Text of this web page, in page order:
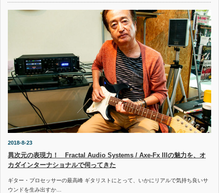
2018-8-23
異次元の表現力！ Fractal Audio Systems / Axe-Fx IIIの魅力を、オ
カダインターナショナルで伺ってきた
ギター・プロセッサーの最高峰 ギタリストにとって、いかにリアルで気持ち良いサ
ウンドを生み出すか…